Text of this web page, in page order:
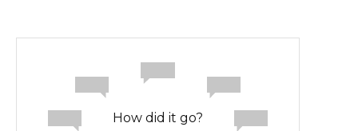
How did it go?